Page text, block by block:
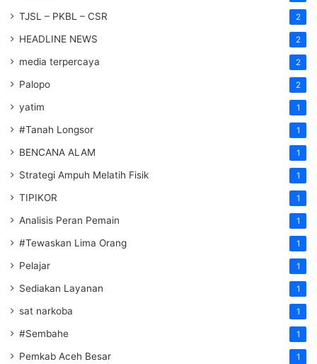
TJSL – PKBL – CSR 2
HEADLINE NEWS 2
media terpercaya 2
Palopo 2
yatim 1
#Tanah Longsor 1
BENCANA ALAM 1
Strategi Ampuh Melatih Fisik 1
TIPIKOR 1
Analisis Peran Pemain 1
#Tewaskan Lima Orang 1
Pelajar 1
Sediakan Layanan 1
sat narkoba 1
#Sembahe 1
Pemkab Aceh Besar 1